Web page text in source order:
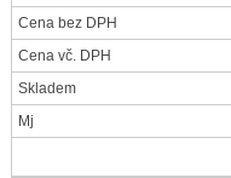
Cena bez DPH
Cena vč. DPH
Skladem
Mj